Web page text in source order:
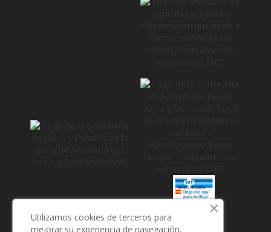
Utilizamos cookies de terceros para
mejorar su experiencia de navegación,